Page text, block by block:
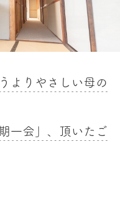
よりやさしい母の
一会」、頂いたご